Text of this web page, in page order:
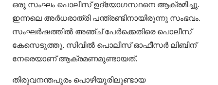
ഒരു സംഘം പൊലീസ് ഉദ്യോഗസ്ഥനെ ആക്രമിച്ചു.
ഇന്നലെ അര്‍ധരാത്രി പന്ത്രണ്ടിനായിരുന്നു സംഭവം.
സംഘര്‍ഷത്തില്‍ അഞ്ച് പേര്‍ക്കെതിരെ പൊലീസ്
കേസെടുത്തു. സിവില്‍ പൊലീസ് ഓഫീസര്‍ ലിബിന്
നേരെയാണ് ആക്രമണമുണ്ടായത്.
തിരുവനന്തപുരം പൊഴിയൂരിലുണ്ടായ